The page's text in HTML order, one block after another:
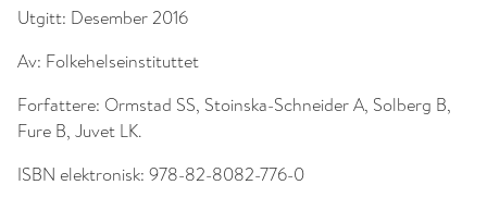
Utgitt: Desember 2016
Av: Folkehelseinstituttet
Forfattere: Ormstad SS, Stoinska-Schneider A, Solberg B,
Fure B, Juvet LK.
ISBN elektronisk: 978-82-8082-776-0